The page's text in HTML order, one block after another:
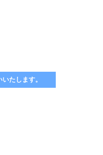
たします。